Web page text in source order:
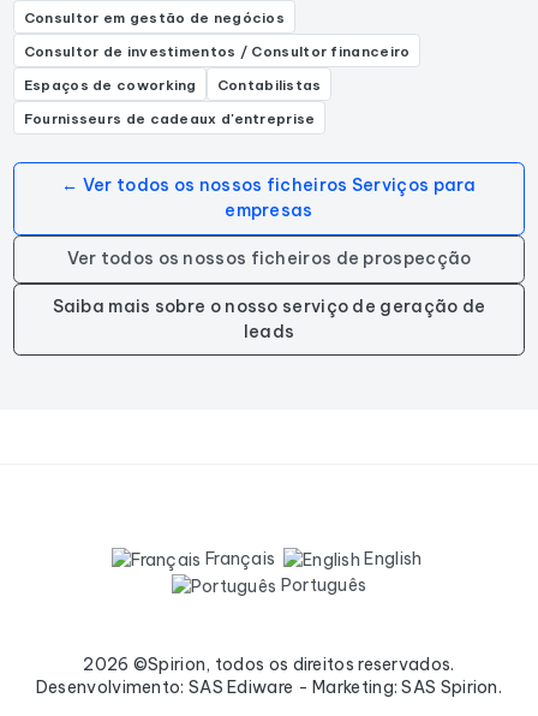
Consultor em gestão de negócios
Consultor de investimentos / Consultor financeiro
Espaços de coworking
Contabilistas
Fournisseurs de cadeaux d'entreprise
← Ver todos os nossos ficheiros Serviços para
empresas
Ver todos os nossos ficheiros de prospecção
Saiba mais sobre o nosso serviço de geração de
leads
Français
English
Português
2026 ©Spirion, todos os direitos reservados.
Desenvolvimento: SAS Ediware - Marketing: SAS Spirion.